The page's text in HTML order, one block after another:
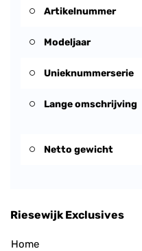
Artikelnummer
Modeljaar
Unieknummerserie
Lange omschrijving
Netto gewicht
Riesewijk Exclusives
Home